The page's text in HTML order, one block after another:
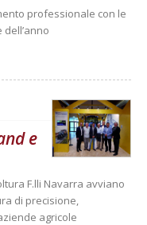
professionale con le
e
F.lli Navarra avviano
di precisione,
agricole